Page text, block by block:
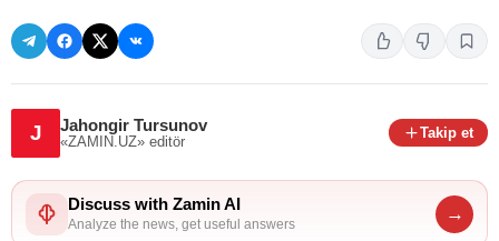
J Jahongir Tursunov
«ZAMIN.UZ» editör
Takip et
Discuss with Zamin AI
Analyze the news, get useful answers
→